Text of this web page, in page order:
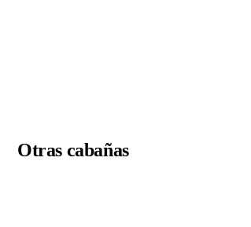
Otras cabañas